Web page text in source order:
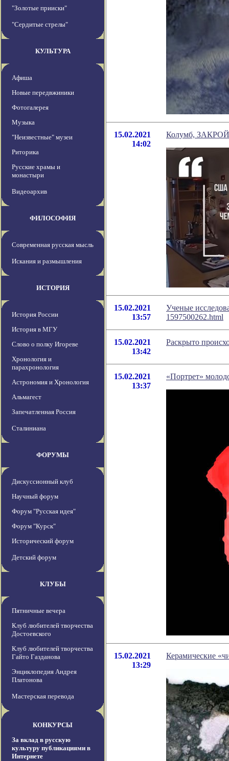
"Золотые прииски"
"Сердитые стрелы"
КУЛЬТУРА
Афиша
Новые передвжиники
Фотогалерея
Музыка
"Неизвестные" музеи
Риторика
Русские храмы и
монастыри
Видеоархив
ФИЛОСОФИЯ
Современная русская мысль
Искания и размышления
ИСТОРИЯ
История России
История в МГУ
Слово о полку Игореве
Хронология и
парахронология
Астрономия и Хронология
Альмагест
Запечатленная Россия
Сталиниана
ФОРУМЫ
Дискуссионный клуб
Научный форум
Форум "Русская идея"
Форум "Курск"
Исторический форум
Детский форум
КЛУБЫ
Пятничные вечера
Клуб любителей творчества
Достоевского
Клуб любителей творчества
Гайто Газданова
Энциклопедия Андрея
Платонова
Мастерская перевода
КОНКУРСЫ
За вклад в русскую
культуру публикациями в
Интернете
15.02.2021
14:02
Колумб,
15.02.2021
13:57
Ученые
1597500262.html
15.02.2021
13:42
Раскрыто
15.02.2021
13:37
«Портрет»
15.02.2021
13:29
Керамические